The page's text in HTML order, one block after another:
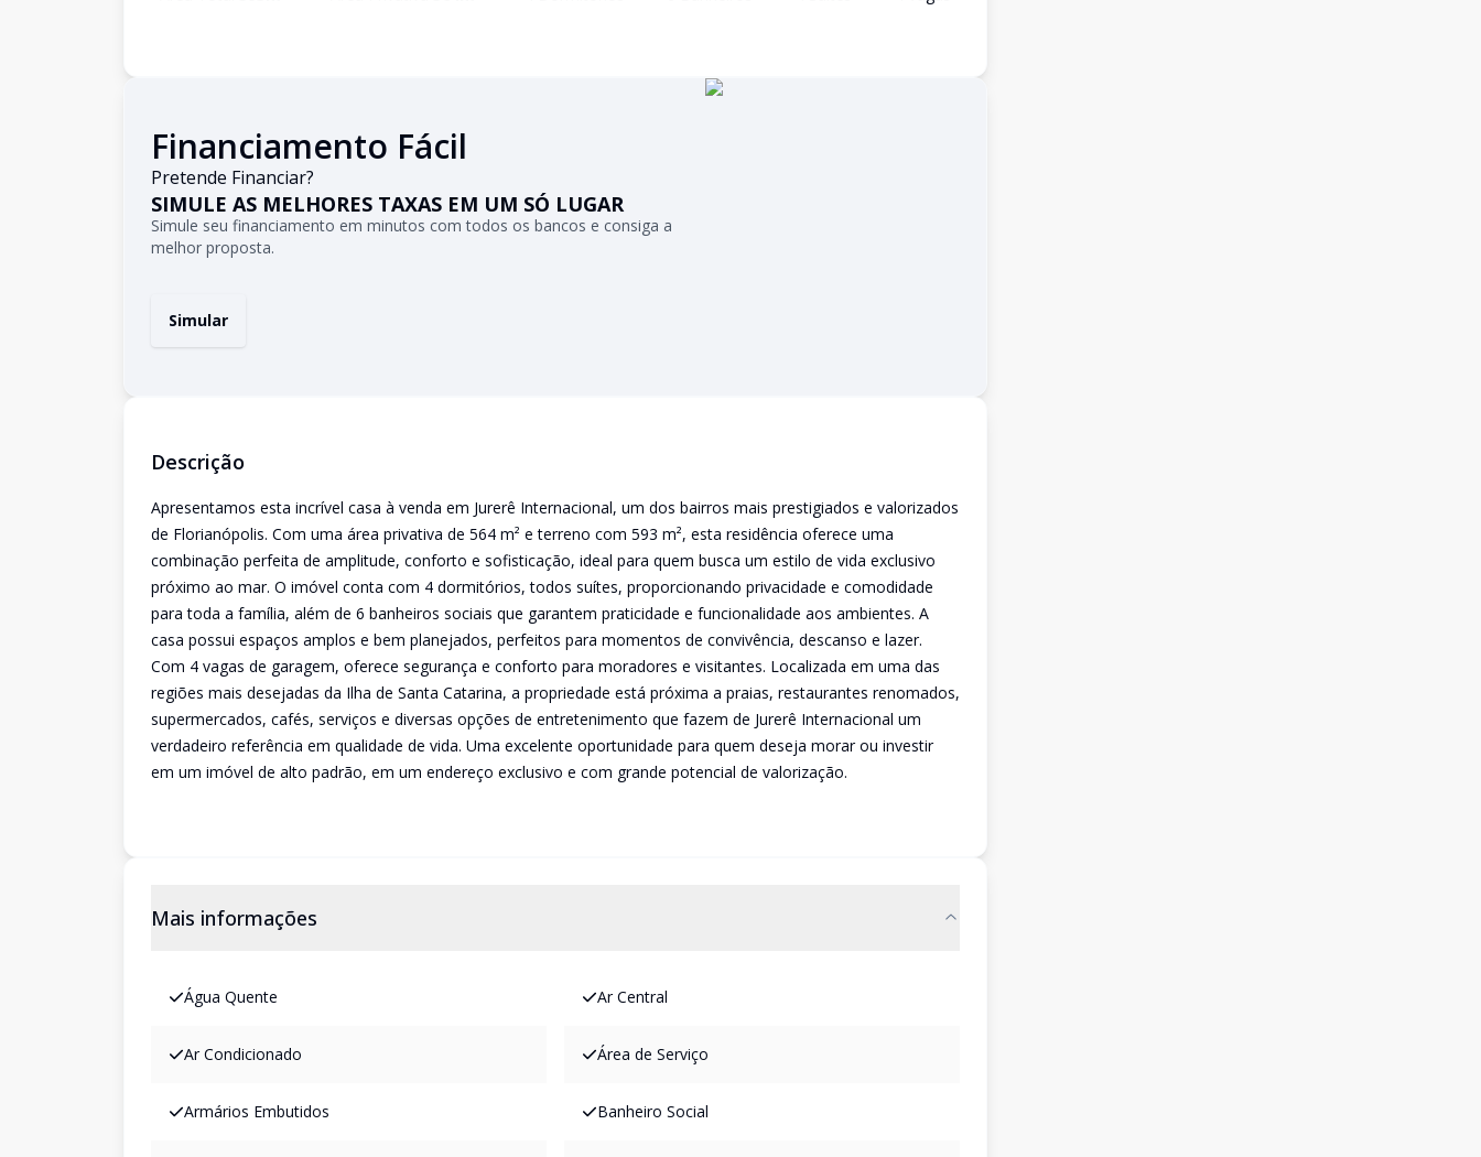
Financiamento Fácil
Pretende Financiar?
SIMULE AS MELHORES TAXAS EM UM SÓ LUGAR
Simule seu financiamento em minutos com todos os bancos e consiga a
melhor proposta.
Simular
Descrição
Apresentamos esta incrível casa à venda em Jurerê Internacional, um dos bairros mais prestigiados e valorizados
de Florianópolis. Com uma área privativa de 564 m² e terreno com 593 m², esta residência oferece uma
combinação perfeita de amplitude, conforto e sofisticação, ideal para quem busca um estilo de vida exclusivo
próximo ao mar. O imóvel conta com 4 dormitórios, todos suítes, proporcionando privacidade e comodidade
para toda a família, além de 6 banheiros sociais que garantem praticidade e funcionalidade aos ambientes. A
casa possui espaços amplos e bem planejados, perfeitos para momentos de convivência, descanso e lazer.
Com 4 vagas de garagem, oferece segurança e conforto para moradores e visitantes. Localizada em uma das
regiões mais desejadas da Ilha de Santa Catarina, a propriedade está próxima a praias, restaurantes renomados,
supermercados, cafés, serviços e diversas opções de entretenimento que fazem de Jurerê Internacional um
verdadeiro referência em qualidade de vida. Uma excelente oportunidade para quem deseja morar ou investir
em um imóvel de alto padrão, em um endereço exclusivo e com grande potencial de valorização.
Mais informações
Água Quente Ar Central
Ar Condicionado Área de Serviço
Armários Embutidos Banheiro Social